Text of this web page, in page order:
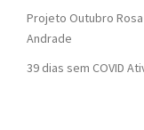
Projeto Outubro
Andrade
39 dias sem COVID